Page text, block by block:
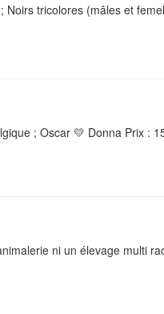
tricolores (mâles et
; Oscar 💛 Donna Prix :
ni un élevage multi